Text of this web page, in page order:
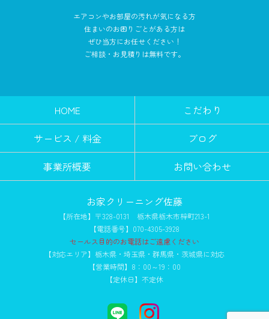
エアコンやお部屋の汚れが気になる方
住まいのお困りごとがある方は
ぜひ当方にお任せください！
ご相談・お見積りは無料です。
HOME
こだわり
サービス / 料金
ブログ
事業所概要
お問い合わせ
お家クリーニング佐藤
【所在地】〒328-0131 栃木県栃木市梓町213-1
【電話番号】070-4305-3928
セールス目的のお電話はご遠慮ください
【対応エリア】栃木県・埼玉県・群馬県・茨城県に対応
【営業時間】8：00～19：00
【定休日】不定休